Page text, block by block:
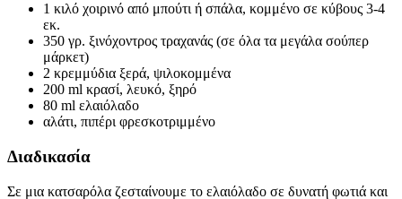
1 κιλό χοιρινό από μπούτι ή σπάλα, κομμένο σε κύβους 3-4
εκ.
350 γρ. ξινόχοντρος τραχανάς (σε όλα τα μεγάλα σούπερ
μάρκετ)
2 κρεμμύδια ξερά, ψιλοκομμένα
200 ml κρασί, λευκό, ξηρό
80 ml ελαιόλαδο
αλάτι, πιπέρι φρεσκοτριμμένο
Διαδικασία
Σε μια κατσαρόλα ζεσταίνουμε το ελαιόλαδο σε δυνατή φωτιά και